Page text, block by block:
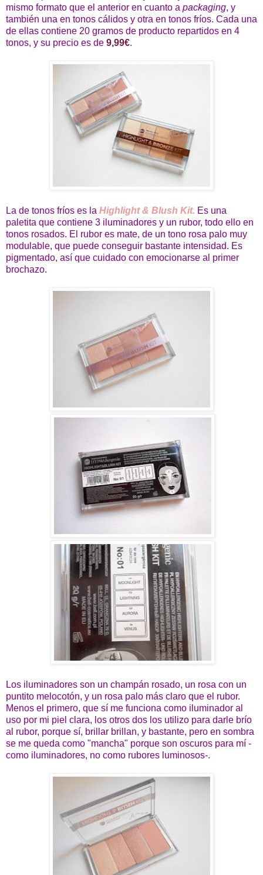
mismo formato que el anterior en cuanto a packaging, y
también una en tonos cálidos y otra en tonos fríos. Cada una
de ellas contiene 20 gramos de producto repartidos en 4
tonos, y su precio es de 9,99€.
La de tonos fríos es la Highlight & Blush Kit. Es una
paletita que contiene 3 iluminadores y un rubor, todo ello en
tonos rosados. El rubor es mate, de un tono rosa palo muy
modulable, que puede conseguir bastante intensidad. Es
pigmentado, así que cuidado con emocionarse al primer
brochazo.
Los iluminadores son un champán rosado, un rosa con un
puntito melocotón, y un rosa palo más claro que el rubor.
Menos el primero, que sí me funciona como iluminador al
uso por mi piel clara, los otros dos los utilizo para darle brío
al rubor, porque sí, brillar brillan, y bastante, pero en sombra
se me queda como "mancha" porque son oscuros para mí -
como iluminadores, no como rubores luminosos-.